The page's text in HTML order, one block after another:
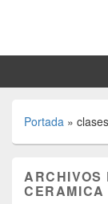
Portada »